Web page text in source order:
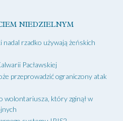
NIEDZIELNYM
rzadko używają żeńskich
Pacławskiej
przeprowadzić ograniczony atak
wolontariusza, który zginął w